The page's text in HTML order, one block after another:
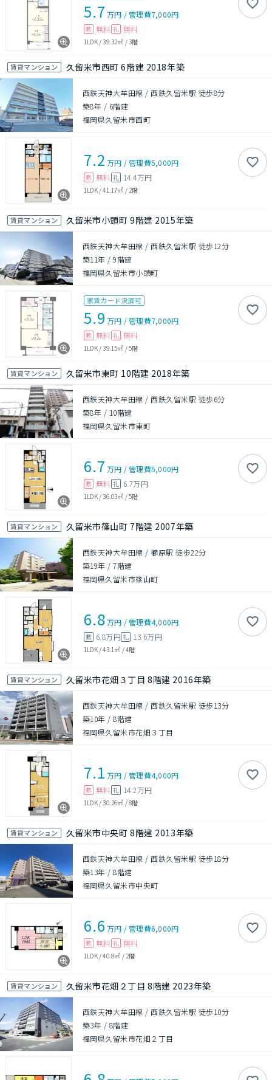
5.7 万円 /管理費7,000円
敷 無料 礼 無料
1LDK/39.32㎡ /3階
賃貸マンション 久留米市西町 6階建 2018年築
西鉄天神大牟田線 / 西鉄久留米駅 徒歩8分
築8年 / 6階建
福岡県久留米市西町
7.2 万円 /管理費5,000円
敷 無料 礼 14.4万円
1LDK/41.17㎡ / 2階
賃貸マンション 久留米市小頭町 9階建 2015年築
西鉄天神大牟田線 / 西鉄久留米駅 徒歩12分
築11年 /9階建
福岡県久留米市小頭町
家賃カード決済可
5.9 万円 /管理費7,000円
敷 無料 礼 無料
1LDK/39.15㎡ /5階
賃貸マンション 久留米市東町 10階建 2018年築
西鉄天神大牟田線 / 西鉄久留米駅 徒歩6分
築8年 / 10階建
福岡県久留米市東町
6.7 万円 /管理費5,000円
敷 無料 礼 6.7万円
1LDK/36.03㎡ /5階
賃貸マンション 久留米市篠山町 7階建 2007年築
西鉄天神大牟田線 / 櫛原駅 徒歩22分
築19年 /7階建
福岡県久留米市篠山町
6.8万円 /管理費4,000円
敷 6.8万円礼 13.6万円
1LDK/43.1㎡ /4階
賃貸マンション 久留米市花畑３丁目 8階建 2016年築
西鉄天神大牟田線 / 西鉄久留米駅 徒歩13分
築10年 /8階建
福岡県久留米市花畑３丁目
7.1 万円 /管理費4,000円
敷 無料 礼 14.2万円
1LDK/30.26㎡ /8階
賃貸マンション 久留米市中央町 8階建 2013年築
西鉄天神大牟田線 / 西鉄久留米駅 徒歩18分
築13年 /8階建
福岡県久留米市中央町
6.6 万円 /管理費6,000円
敷 無料 礼 無料
1LDK/40.8㎡ / 2階
賃貸マンション 久留米市花畑２丁目 8階建 2023年築
西鉄天神大牟田線 / 西鉄久留米駅 徒歩10分
築3年 / 8階建
福岡県久留米市花畑２丁目